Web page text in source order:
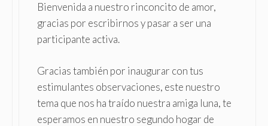
Bienvenida a nuestro rinconcito de amor,
gracias por escribirnos y pasar a ser una
participante activa.
Gracias también por inaugurar con tus
estimulantes observaciones, este nuestro
tema que nos ha traído nuestra amiga luna, te
esperamos en nuestro segundo hogar de